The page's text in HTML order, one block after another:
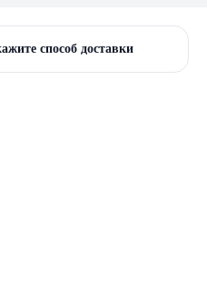
способ доставки